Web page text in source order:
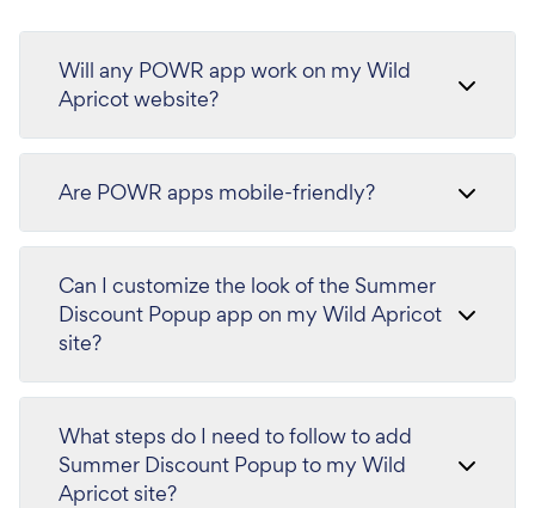
Will any POWR app work on my Wild
Apricot website?
Are POWR apps mobile-friendly?
Can I customize the look of the Summer
Discount Popup app on my Wild Apricot
site?
What steps do I need to follow to add
Summer Discount Popup to my Wild
Apricot site?